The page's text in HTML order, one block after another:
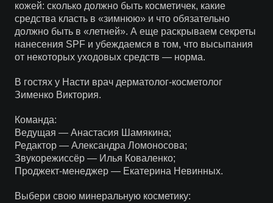
кожей: сколько должно быть косметичек, какие
средства класть в «зимнюю» и что обязательно
должно быть в «летней». А еще раскрываем секреты
нанесения SPF и убеждаемся в том, что высыпания
от некоторых уходовых средств — норма.
В гостях у Насти врач дерматолог-косметолог
Зименко Виктория.
Команда:
Ведущая — Анастасия Шамякина;
Редактор — Александра Ломоносова;
Звукорежиссёр — Илья Коваленко;
Проджект-менеджер — Екатерина Невинных.
Выбери свою минеральную косметику: